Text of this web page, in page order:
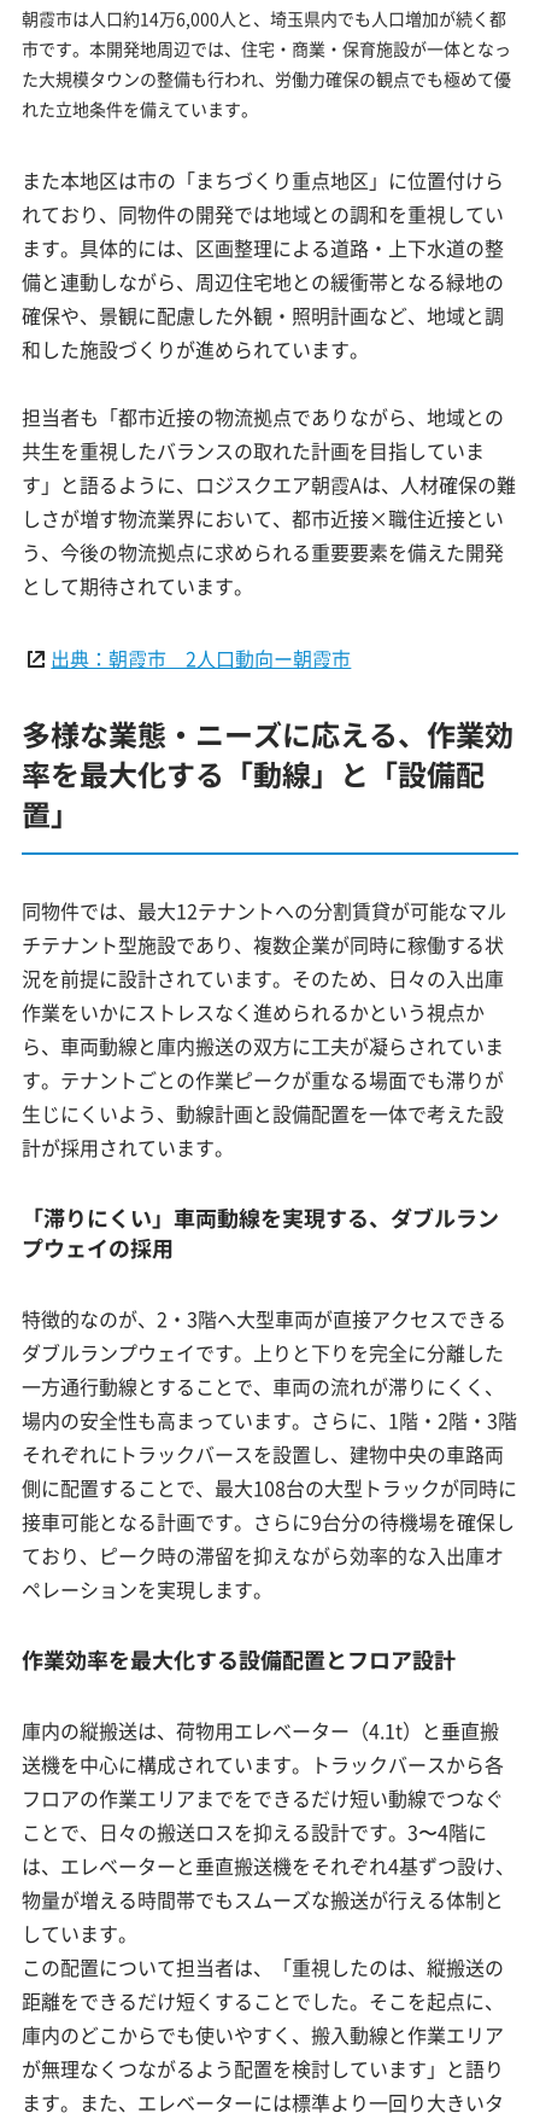
朝霞市は人口約14万6,000人と、埼玉県内でも人口増加が続く都
市です。本開発地周辺では、住宅・商業・保育施設が一体となっ
た大規模タウンの整備も行われ、労働力確保の観点でも極めて優
れた立地条件を備えています。
また本地区は市の「まちづくり重点地区」に位置付けら
れており、同物件の開発では地域との調和を重視してい
ます。具体的には、区画整理による道路・上下水道の整
備と連動しながら、周辺住宅地との緩衝帯となる緑地の
確保や、景観に配慮した外観・照明計画など、地域と調
和した施設づくりが進められています。
担当者も「都市近接の物流拠点でありながら、地域との
共生を重視したバランスの取れた計画を目指していま
す」と語るように、ロジスクエア朝霞Aは、人材確保の難
しさが増す物流業界において、都市近接×職住近接とい
う、今後の物流拠点に求められる重要要素を備えた開発
として期待されています。
出典：朝霞市 2人口動向ー朝霞市
多様な業態・ニーズに応える、作業効
率を最大化する「動線」と「設備配
置」
同物件では、最大12テナントへの分割賃貸が可能なマル
チテナント型施設であり、複数企業が同時に稼働する状
況を前提に設計されています。そのため、日々の入出庫
作業をいかにストレスなく進められるかという視点か
ら、車両動線と庫内搬送の双方に工夫が凝らされていま
す。テナントごとの作業ピークが重なる場面でも滞りが
生じにくいよう、動線計画と設備配置を一体で考えた設
計が採用されています。
「滞りにくい」車両動線を実現する、ダブルラン
プウェイの採用
特徴的なのが、2・3階へ大型車両が直接アクセスできる
ダブルランプウェイです。上りと下りを完全に分離した
一方通行動線とすることで、車両の流れが滞りにくく、
場内の安全性も高まっています。さらに、1階・2階・3階
それぞれにトラックバースを設置し、建物中央の車路両
側に配置することで、最大108台の大型トラックが同時に
接車可能となる計画です。さらに9台分の待機場を確保し
ており、ピーク時の滞留を抑えながら効率的な入出庫オ
ペレーションを実現します。
作業効率を最大化する設備配置とフロア設計
庫内の縦搬送は、荷物用エレベーター（4.1t）と垂直搬
送機を中心に構成されています。トラックバースから各
フロアの作業エリアまでをできるだけ短い動線でつなぐ
ことで、日々の搬送ロスを抑える設計です。3〜4階に
は、エレベーターと垂直搬送機をそれぞれ4基ずつ設け、
物量が増える時間帯でもスムーズな搬送が行える体制と
しています。
この配置について担当者は、「重視したのは、縦搬送の
距離をできるだけ短くすることでした。そこを起点に、
庫内のどこからでも使いやすく、搬入動線と作業エリア
が無理なくつながるよう配置を検討しています」と語り
ます。また、エレベーターには標準より一回り大きいタ